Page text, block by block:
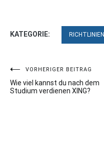
KATEGORIE: RICHTLINIEN
Beitragsnavigation
VORHERIGER BEITRAG
Wie viel kannst du nach dem
Studium verdienen XING?